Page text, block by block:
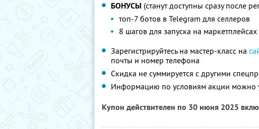
БОНУСЫ (станут доступны сразу после
топ-7 ботов в Telegram для селлеров
8 шагов для запуска на
Зарегистрируйтесь на мастер-класс на
почты и номер телефона
Скидка не суммируется с другими
Информацию по условиям акции можно
Купон действителен по 30 июня 2025